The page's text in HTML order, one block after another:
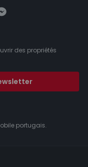
des propriétés
portugais.